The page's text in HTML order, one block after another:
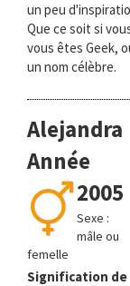
un peu
Que ce soit si
vous êtes Geek,
un nom célèbre.
Alejandra
Année
2005
Sexe :
mâle ou
femelle
Signification de